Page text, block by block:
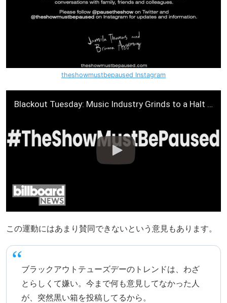
theshowmustbepaused Instagram
Blackout Tuesday: Music Industry Grinds to a Halt in Solidarity | Billboard News
この運動にはあまり賛同できないという意見もあります。
ブラックアウトテューズデーのトレンドは、わざ
とらしくて嫌い。今まで何も意見してなかった人
が、突然黒い箱を投稿してるから。